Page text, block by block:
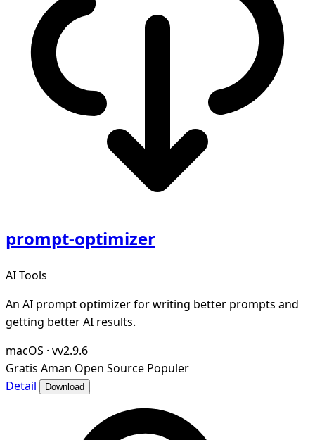
prompt-optimizer
AI Tools
An AI prompt optimizer for writing better prompts and
getting better AI results.
macOS · vv2.9.6
Gratis Aman Open Source Populer
Detail
Download